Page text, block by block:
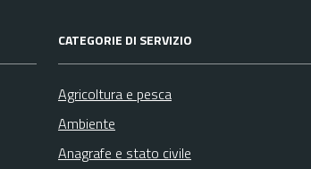
CATEGORIE DI SERVIZIO
Agricoltura e pesca
Ambiente
Anagrafe e stato civile